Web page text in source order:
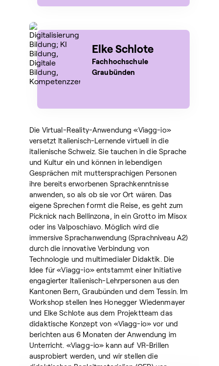
Die Virtual-Reality-Anwendung «Viagg-io»
versetzt Italienisch-Lernende virtuell in die
italienische Schweiz. Sie tauchen in die Sprache
und Kultur ein und können in lebendigen
Gesprächen mit muttersprachigen Personen
ihre bereits erworbenen Sprachkenntnisse
anwenden, so als ob sie vor Ort wären. Das
eigene Sprechen formt die Reise, es geht zum
Picknick nach Bellinzona, in ein Grotto im Misox
oder ins Valposchiavo. Möglich wird die
immersive Sprachanwendung (Sprachniveau A2)
durch die innovative Verbindung von
Technologie und multimedialer Didaktik. Die
Idee für «Viagg-io» entstammt einer Initiative
engagierter Italienisch-Lehrpersonen aus den
Kantonen Bern, Graubünden und dem Tessin. Im
Workshop stellen Ines Honegger Wiedenmayer
und Elke Schlote aus dem Projektteam das
didaktische Konzept von «Viagg-io» vor und
berichten aus 6 Monaten der Anwendung im
Unterricht. «Viagg-io» kann auf VR-Brillen
ausprobiert werden, und wir stellen die
Elke Schlote
Fachhochschule
Graubünden